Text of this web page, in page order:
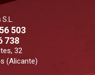
503
738
32
(Alicante)